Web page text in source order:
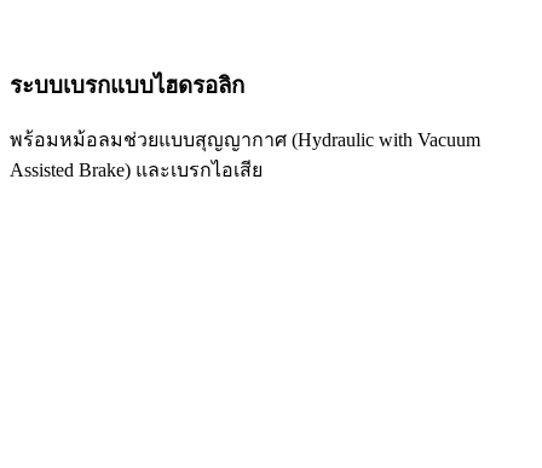
ระบบเบรกแบบไฮดรอลิก
พร้อมหม้อลมช่วยแบบสุญญากาศ (Hydraulic with Vacuum
Assisted Brake) และเบรกไอเสีย